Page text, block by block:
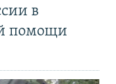
в
помощи